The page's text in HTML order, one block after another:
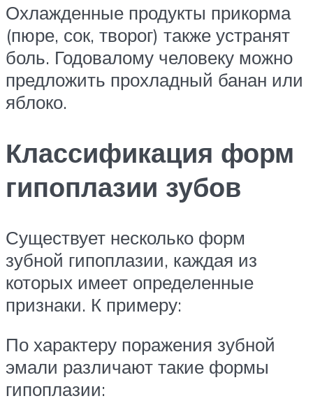
Охлажденные продукты прикорма
(пюре, сок, творог) также устранят
боль. Годовалому человеку можно
предложить прохладный банан или
яблоко.
Классификация форм
гипоплазии зубов
Существует несколько форм
зубной гипоплазии, каждая из
которых имеет определенные
признаки. К примеру:
По характеру поражения зубной
эмали различают такие формы
гипоплазии: